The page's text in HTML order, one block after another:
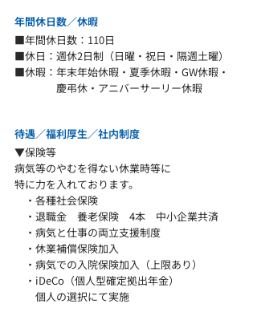
年間休日数​／休暇
■年間休日数：110日
■休日：週休2日制（日曜・祝日・隔週土曜）
■休暇：年末年始休暇・夏季休暇・GW休暇・
慶弔休・アニバーサーリー休暇
待遇／福利厚生／社内制度
▼保険等
病気等のやむを得ない休業時等に
特に力を入れております。
・各種社会保険
・退職金 養老保険 4本 中小企業共済
・病気と仕事の両立支援制度
・休業補償保険加入
・病気での入院保険加入（上限あり）
・iDeCo（個人型確定拠出年金）
個人の選択にて実施